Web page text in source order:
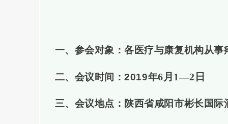
一、参会对象：各医疗与康复机构从
二、会议时间：2019年6月1—2日
三、会议地点：陕西省咸阳市彬长国际